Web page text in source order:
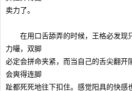
卖力了。
在用口舌舔弄的时候，王格必发现
力嘬，双脚
必定会拼命夹紧，而当自己的舌尖翻开
会爽得连脚
趾都死死地往下扣住。感觉阳具的快感